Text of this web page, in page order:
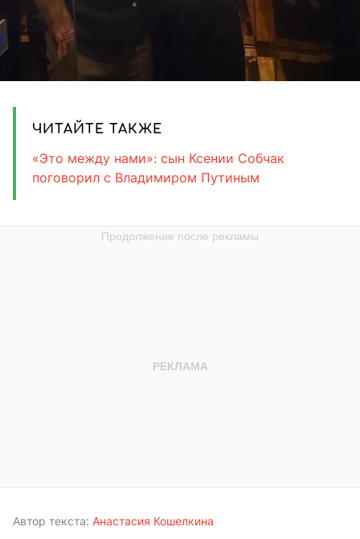
ЧИТАЙТЕ ТАКЖЕ
«Это между нами»: сын Ксении Собчак
поговорил с Владимиром Путиным
Автор текста: Анастасия Кошелкина